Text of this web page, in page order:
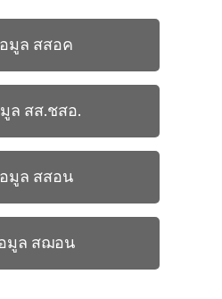
มูล สสอค
ล สส.ชสอ.
มูล สสอน
มูล สฌอน